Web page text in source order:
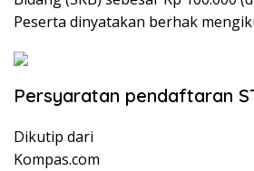
Peserta dinyatakan berhak
Persyaratan pendaftaran
Dikutip dari
Kompas.com